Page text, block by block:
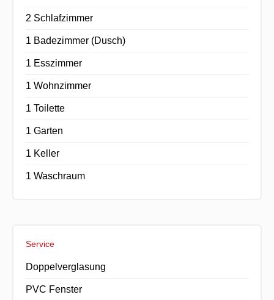
2 Schlafzimmer
1 Badezimmer (Dusch)
1 Esszimmer
1 Wohnzimmer
1 Toilette
1 Garten
1 Keller
1 Waschraum
Service
Doppelverglasung
PVC Fenster